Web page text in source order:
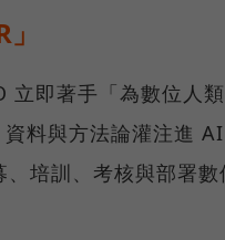
立即著手「為數位人
料與方法論灌注進
培訓、考核與部署